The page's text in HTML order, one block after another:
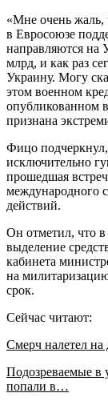
«Мне очень жаль,
в Евросоюзе
направляются на
млрд, и как раз
Украину. Могу
этом военном
опубликованном
признана
Фицо подчеркнул,
исключительно
прошедшая
международного
действий.
Он отметил, что в
выделение
кабинета
на
срок.
Сейчас читают:
Смерч налетел
Подозреваемые в
попали в…